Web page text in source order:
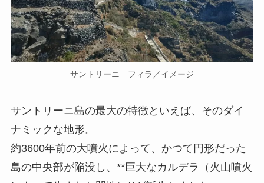
サントリーニ フィラ／イメージ
サントリーニ島の最大の特徴といえば、そのダイ
ナミックな地形。
約3600年前の大噴火によって、かつて円形だった
島の中央部が陥没し、**巨大なカルデラ（火山噴火